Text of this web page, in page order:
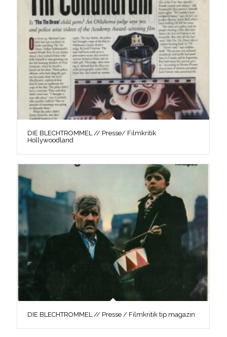
DIE BLECHTROMMEL // Presse/ Filmkritik
Hollywoodland
DIE BLECHTROMMEL // Presse / Filmkritik tip magazin